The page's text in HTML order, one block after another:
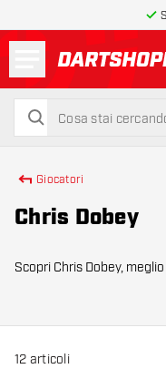
torna
cerca
cerca
Giocatori
Chris Dobey
Scopri Chris Dobey,
Tour e ai suoi ottimi ris
12 articoli